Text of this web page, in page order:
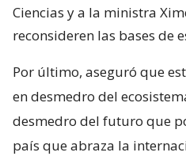
Ciencias y a la ministra
reconsideren las bases de
Por último, aseguró que
en desmedro del
desmedro del futuro que
país que abraza la